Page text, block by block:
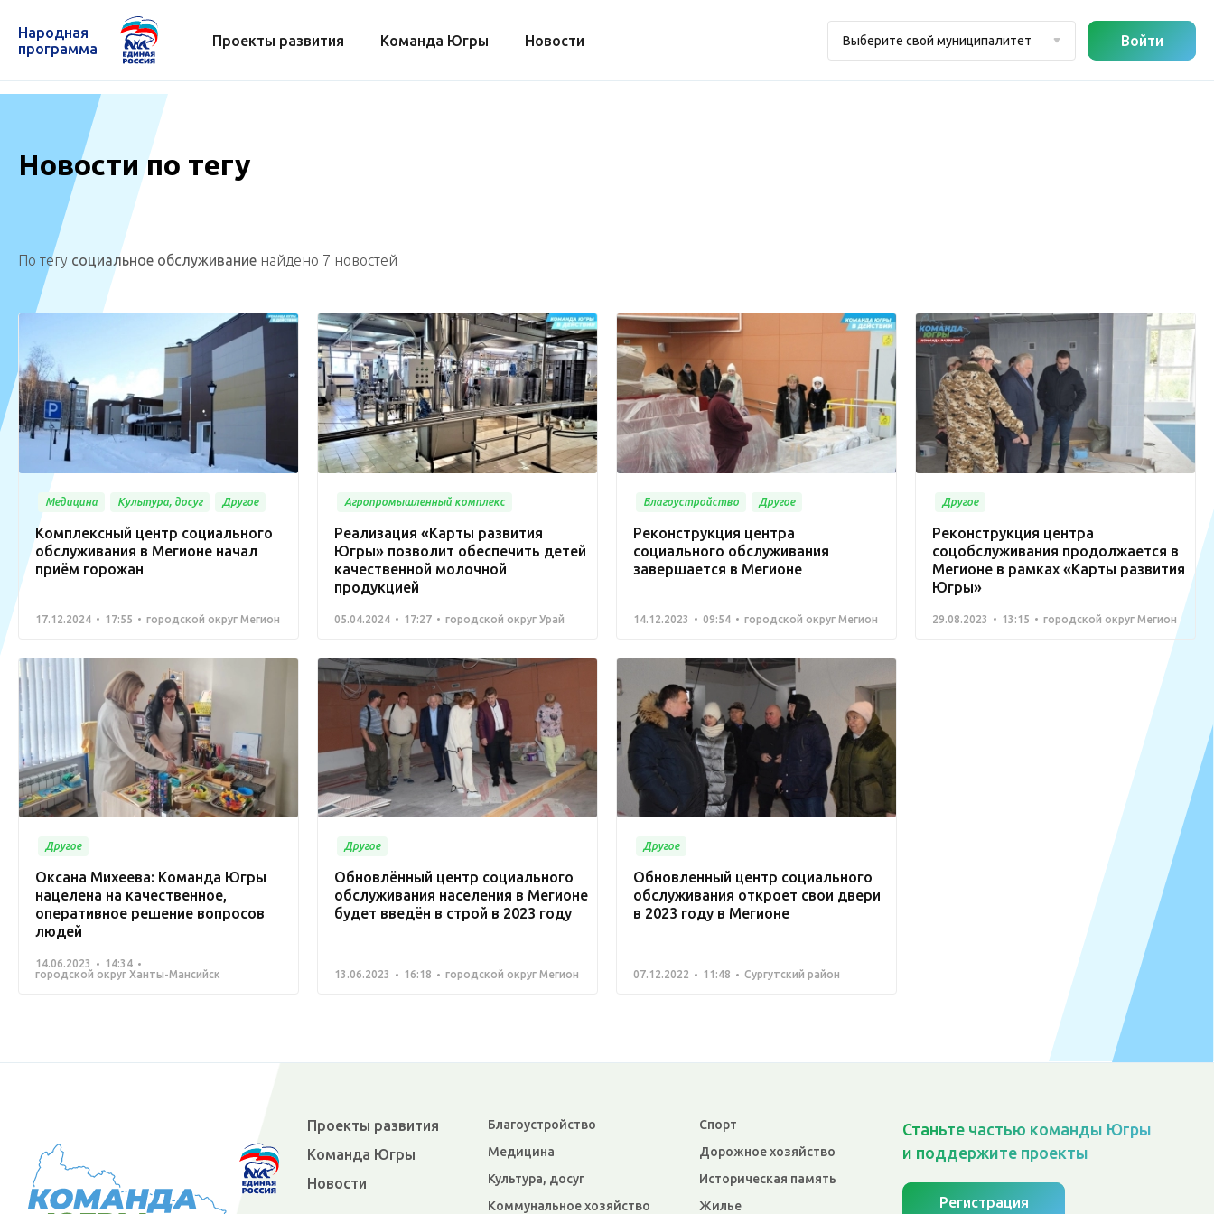
Народная
программа
Проекты развития Команда Югры Новости Выберите свой муниципалитет Войти
Новости по тегу
По тегу социальное обслуживание найдено 7 новостей
Медицина Культура, досуг Другое
Комплексный центр социального
обслуживания в Мегионе начал
приём горожан
17.12.2024 17:55 городской округ Мегион
Агропромышленный комплекс
Реализация «Карты развития
Югры» позволит обеспечить детей
качественной молочной
продукцией
05.04.2024 17:27 городской округ Урай
Благоустройство Другое
Реконструкция центра
социального обслуживания
завершается в Мегионе
14.12.2023 09:54 городской округ Мегион
Другое
Реконструкция центра
соцобслуживания продолжается в
Мегионе в рамках «Карты развития
Югры»
29.08.2023 13:15 городской округ Мегион
Другое
Оксана Михеева: Команда Югры
нацелена на качественное,
оперативное решение вопросов
людей
14.06.2023
14:34
городской округ Ханты-Мансийск
Другое
Обновлённый центр социального
обслуживания населения в Мегионе
будет введён в строй в 2023 году
13.06.2023 16:18 городской округ Мегион
Другое
Обновленный центр социального
обслуживания откроет свои двери
в 2023 году в Мегионе
07.12.2022 11:48 Сургутский район
Проекты развития
Команда Югры
Новости
Благоустройство
Медицина
Культура, досуг
Коммунальное хозяйство
Спорт
Дорожное хозяйство
Историческая память
Жилье
Станьте частью команды Югры
и поддержите проекты
Регистрация